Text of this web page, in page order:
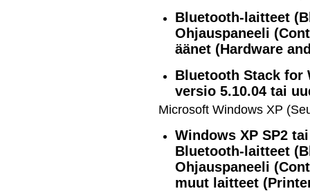
Bluetooth-laitteet
Ohjauspaneeli
äänet (Hardware
Bluetooth Stack for
versio 5.10.04 tai
Microsoft Windows XP
Windows XP SP2
Bluetooth-laitteet
Ohjauspaneeli
muut laitteet